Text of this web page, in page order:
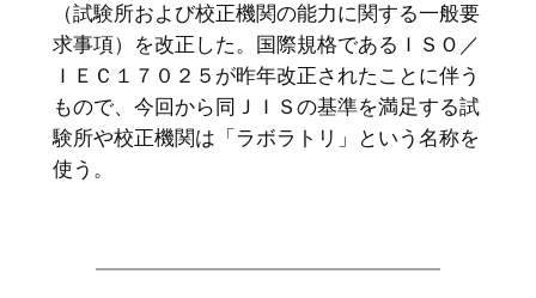
（試験所および校正機関の能力に関する一般要
求事項）を改正した。国際規格であるＩＳＯ／
ＩＥＣ１７０２５が昨年改正されたことに伴う
もので、今回から同ＪＩＳの基準を満足する試
験所や校正機関は「ラボラトリ」という名称を
使う。